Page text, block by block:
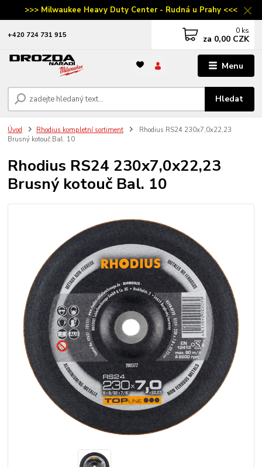
>>> Milwaukee Heavy Duty Center - Rudná u Prahy <<<
Menu
Hledat
‭+420 724 731 915 0 ks
za 0,00 CZK
Úvod Rhodius kompletní sortiment
Rhodius RS24 230x7,0x22,23
Brusný kotouč Bal. 10
Rhodius RS24 230x7,0x22,23
Brusný kotouč Bal. 10